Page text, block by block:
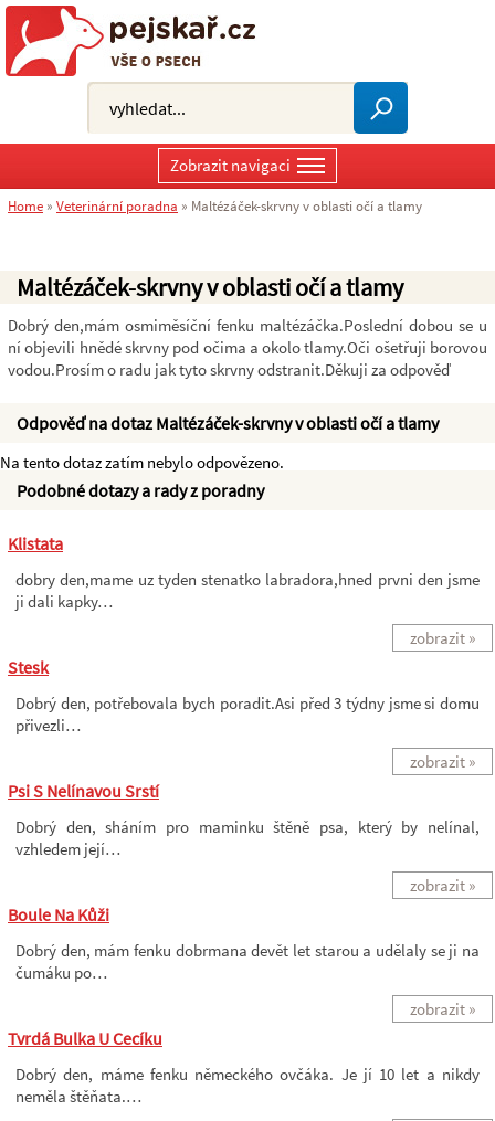
Maltézáček-skrvny v oblasti očí a tlamy
Dobrý den,mám osmiměsíční fenku maltézáčka.Poslední dobou se u
ní objevili hnědé skrvny pod očima a okolo tlamy.Oči ošetřuji borovou
vodou.Prosím o radu jak tyto skrvny odstranit.Děkuji za odpověď
Odpověď na dotaz Maltézáček-skrvny v oblasti očí a tlamy
Na tento dotaz zatím nebylo odpovězeno.
Podobné dotazy a rady z poradny
Klistata
dobry den,mame uz tyden stenatko labradora,hned prvni den jsme
ji dali kapky…
zobrazit »
Stesk
Dobrý den, potřebovala bych poradit.Asi před 3 týdny jsme si domu
přivezli…
zobrazit »
Psi S Nelínavou Srstí
Dobrý den, sháním pro maminku štěně psa, který by nelínal,
vzhledem její…
zobrazit »
Boule Na Kůži
Dobrý den, mám fenku dobrmana devět let starou a udělaly se ji na
čumáku po…
zobrazit »
Tvrdá Bulka U Cecíku
Dobrý den, máme fenku německého ovčáka. Je jí 10 let a nikdy
neměla štěňata.…
Zobrazit navigaci
Home » Veterinární poradna » Maltézáček-skrvny v oblasti očí a tlamy